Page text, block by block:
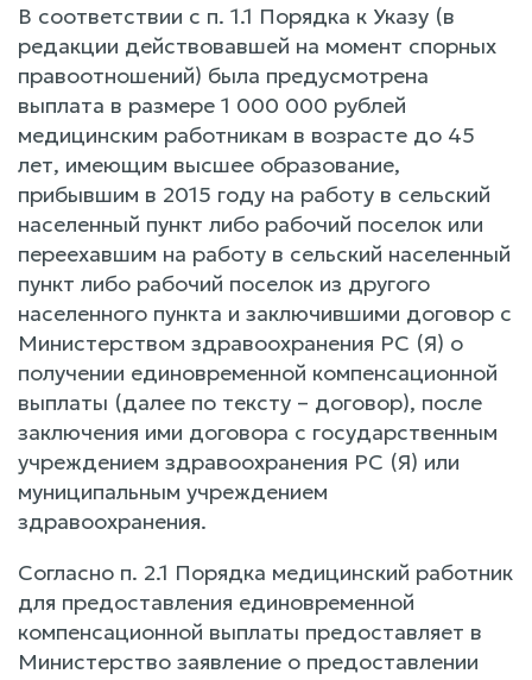
В соответствии с п. 1.1 Порядка к Указу (в
редакции действовавшей на момент спорных
правоотношений) была предусмотрена
выплата в размере 1 000 000 рублей
медицинским работникам в возрасте до 45
лет, имеющим высшее образование,
прибывшим в 2015 году на работу в сельский
населенный пункт либо рабочий поселок или
переехавшим на работу в сельский населенный
пункт либо рабочий поселок из другого
населенного пункта и заключившими договор с
Министерством здравоохранения РС (Я) о
получении единовременной компенсационной
выплаты (далее по тексту – договор), после
заключения ими договора с государственным
учреждением здравоохранения РС (Я) или
муниципальным учреждением
здравоохранения.
Согласно п. 2.1 Порядка медицинский работник
для предоставления единовременной
компенсационной выплаты предоставляет в
Министерство заявление о предоставлении